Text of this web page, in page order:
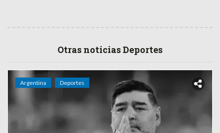
Otras noticias Deportes
Argentina Deportes